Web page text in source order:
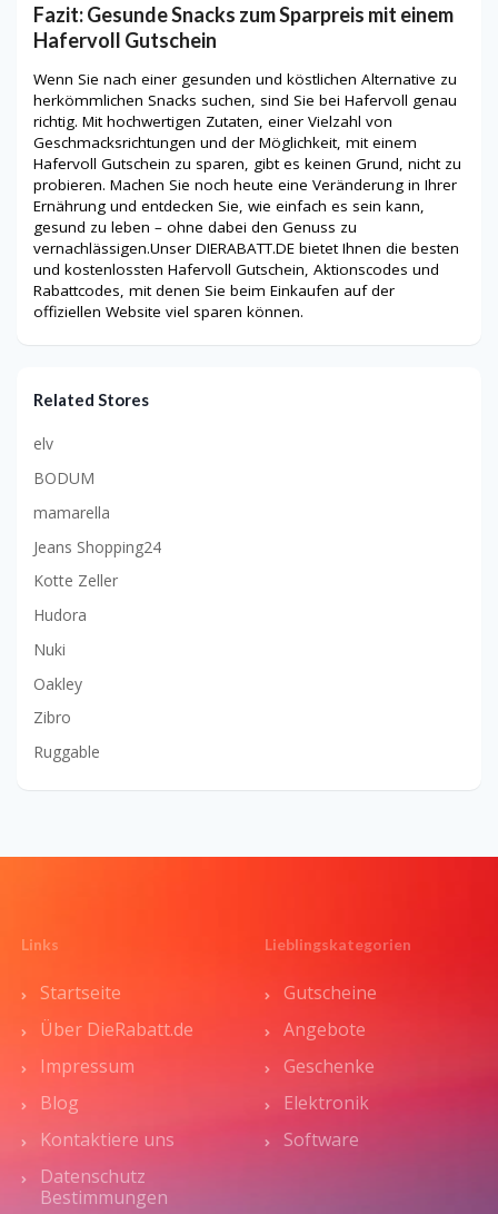
Fazit: Gesunde Snacks zum Sparpreis mit einem
Hafervoll Gutschein
Wenn Sie nach einer gesunden und köstlichen Alternative zu
herkömmlichen Snacks suchen, sind Sie bei Hafervoll genau
richtig. Mit hochwertigen Zutaten, einer Vielzahl von
Geschmacksrichtungen und der Möglichkeit, mit einem
Hafervoll Gutschein zu sparen, gibt es keinen Grund, nicht zu
probieren. Machen Sie noch heute eine Veränderung in Ihrer
Ernährung und entdecken Sie, wie einfach es sein kann,
gesund zu leben – ohne dabei den Genuss zu
vernachlässigen.Unser DIERABATT.DE bietet Ihnen die besten
und kostenlossten Hafervoll Gutschein, Aktionscodes und
Rabattcodes, mit denen Sie beim Einkaufen auf der
offiziellen Website viel sparen können.
Related Stores
elv
BODUM
mamarella
Jeans Shopping24
Kotte Zeller
Hudora
Nuki
Oakley
Zibro
Ruggable
Links
Startseite
Über DieRabatt.de
Impressum
Blog
Kontaktiere uns
Datenschutz
Bestimmungen
Lieblingskategorien
Gutscheine
Angebote
Geschenke
Elektronik
Software